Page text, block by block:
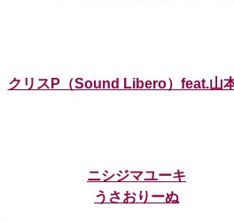
クリスP（Sound Libero）feat.山
ニシジマユーキ
うさおりーぬ